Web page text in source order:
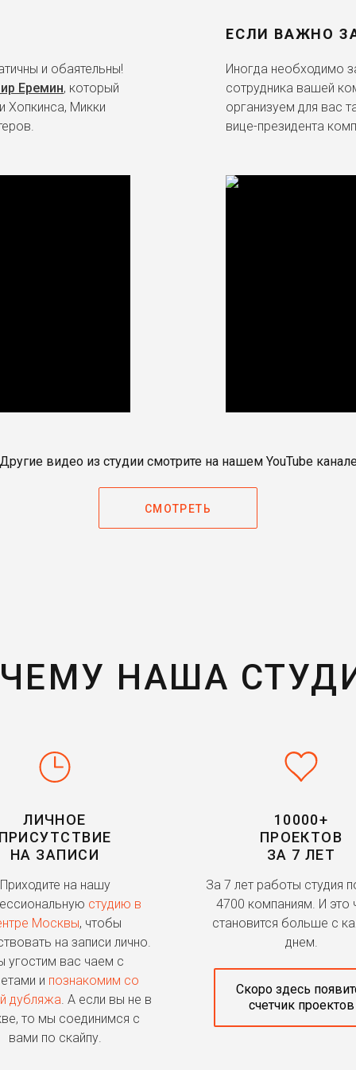
и обаятельны!
Еремин, который
Хопкинса, Микки
ЕСЛИ ВАЖНО
Иногда необходимо
сотрудника вашей
организуем для вас
вице-президента
видео из студии смотрите на нашем YouTube
СМОТРЕТЬ
НАША
ЛИЧНОЕ
НА ЗАПИСИ
Приходите на нашу
студию в
Москвы, чтобы
на записи лично.
угостим вас чаем с
и познакомим со
дубляжа. А если вы не в
то мы соединимся с
вами по скайпу.
10000+
ПРОЕКТОВ
ЗА 7 ЛЕТ
За 7 лет работы студия
4700 компаниям. И это
становится больше с
днем.
Скоро здесь
счетчик проектов